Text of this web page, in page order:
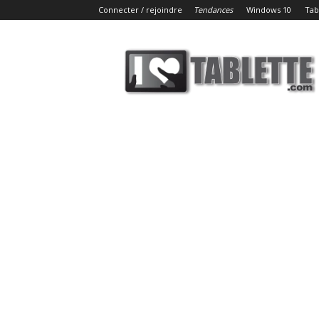
Connecter / rejoindre Tendances Windows 10